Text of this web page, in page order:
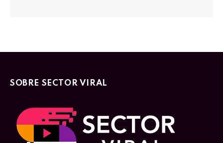
SOBRE SECTOR VIRAL